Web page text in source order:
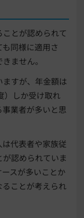
とが認められて
同様に適用さ
ません。
すが、年金額は
）しか受け取れ
業者が多いと思
代表者や家族従
認められていま
スが多いことか
ことが考えられ